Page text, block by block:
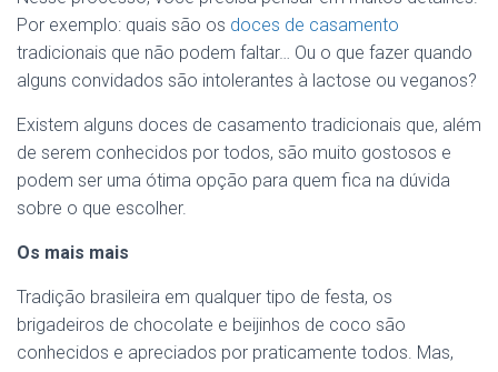
Por exemplo: quais são os doces de casamento
tradicionais que não podem faltar… Ou o que fazer quando
alguns convidados são intolerantes à lactose ou veganos?
Existem alguns doces de casamento tradicionais que, além
de serem conhecidos por todos, são muito gostosos e
podem ser uma ótima opção para quem fica na dúvida
sobre o que escolher.
Os mais mais
Tradição brasileira em qualquer tipo de festa, os
brigadeiros de chocolate e beijinhos de coco são
conhecidos e apreciados por praticamente todos. Mas,